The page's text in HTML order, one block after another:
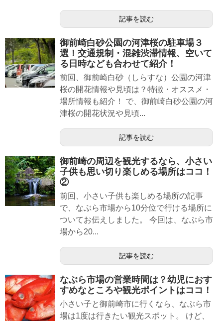
記事を読む
御前崎白砂公園の河津桜の駐車場３
選！交通規制・混雑渋滞情報、空いて
る日時なども合わせて紹介！
前回、御前崎白砂（しらすな）公園の河津
桜の開花情報や見頃は？特徴・オススメ・
場所情報も紹介！ で、御前崎白砂公園の河
津桜の開花状況や見頃...
記事を読む
御前崎の周辺を観光するなら、小さい
子供も思い切り楽しめる場所はココ！
②
前回、小さい子供も楽しめる場所の記事
で、なぶら市場から10分位で行ける場所に
ついてお伝えしました。 今回は、なぶら市
場から20...
記事を読む
なぶら市場の営業時間は？幼児におす
すめなところや観光ポイントはココ！
小さい子と御前崎市に行くなら、なぶら市
場は1度は行きたい観光スポット。 けど、